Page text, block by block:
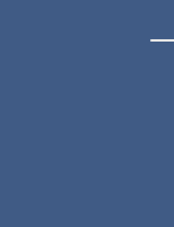
Zájazd do
Základná
srdečne
priateľov na